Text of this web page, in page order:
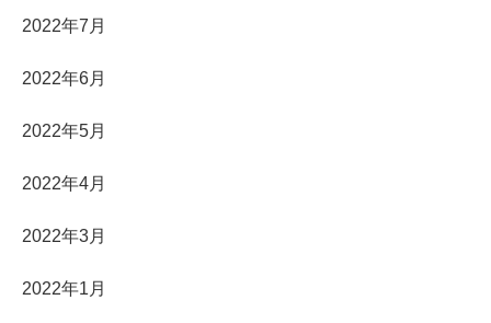
2022年7月
2022年6月
2022年5月
2022年4月
2022年3月
2022年1月